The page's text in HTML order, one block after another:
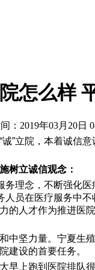
怎么样
2019年03月20日
”立院，本着诚信
树立诚信观念：
务理念，不断强化
人员在医疗服务中
的人才作为推进医
中坚力量。宁夏生
建设的首要任务。
早上跑到医院排队